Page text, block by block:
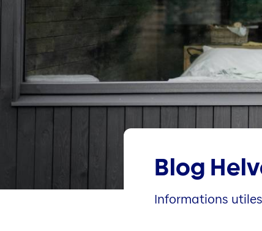
Blog
Informations